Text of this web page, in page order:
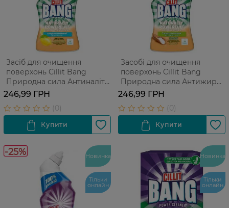
Засіб для очищення
поверхонь Cillit Bang
Природна сила Антиналіт
750 мл
246,99 ГРН
Засобі для очищення
поверхонь Cillit Bang
Природна сила Антижир
750 мл
246,99 ГРН
-25% Новинка
Тільки
онлайн
Новинка
Тільки
онлайн